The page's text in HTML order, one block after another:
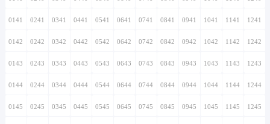
0141 0241 0341 0441 0541 0641 0741 0841 0941 1041 1141 1241
0142 0242 0342 0442 0542 0642 0742 0842 0942 1042 1142 1242
0143 0243 0343 0443 0543 0643 0743 0843 0943 1043 1143 1243
0144 0244 0344 0444 0544 0644 0744 0844 0944 1044 1144 1244
0145 0245 0345 0445 0545 0645 0745 0845 0945 1045 1145 1245